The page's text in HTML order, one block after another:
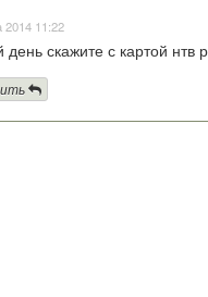
2014 11:22
скажите с картой нтв